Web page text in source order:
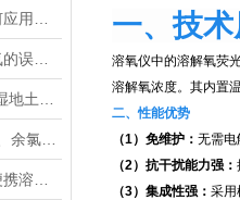
一、技
溶氧仪中的溶解氧荧
溶解氧浓度。其内置
二、性能优势
（1）免维护： 无需电
（2）抗干扰能力强：
（3）集成性强： 采用